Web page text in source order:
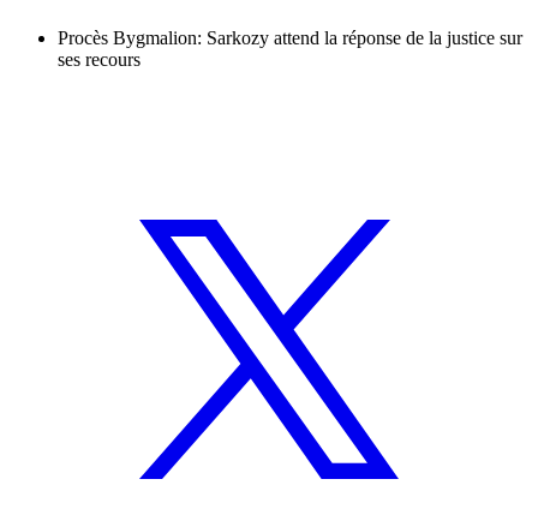
Procès Bygmalion: Sarkozy attend la réponse de la justice sur
ses recours